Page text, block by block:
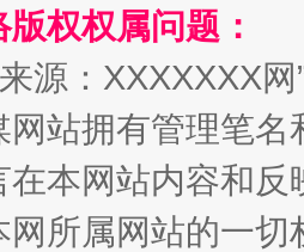
隐身衣” 如何以
权权属问题：
源：XXXXXXX
网站拥有管理笔
在本网站内容和
网所属网站的一